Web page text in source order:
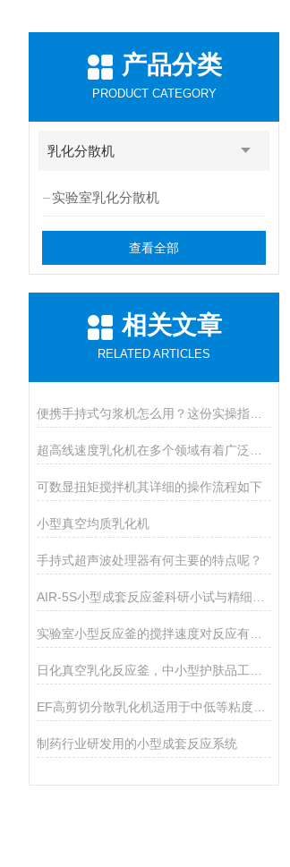
产品分类
PRODUCT CATEGORY
乳化分散机
实验室乳化分散机
查看全部
相关文章
RELATED ARTICLES
可数显扭矩搅拌机其详细的操作流程如下
小型真空均质乳化机
手持式超声波处理器有何主要的特点呢？
制药行业研发用的小型成套反应系统